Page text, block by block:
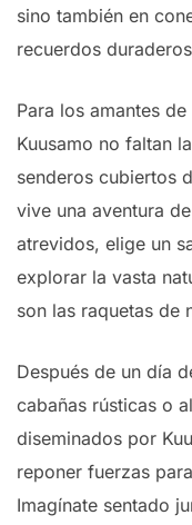
sino también en
recuerdos
Para los amantes
Kuusamo no faltan
senderos cubiertos
vive una aventura
atrevidos, elige un
explorar la vasta
son las raquetas de
Después de un día
cabañas rústicas o
diseminados por
reponer fuerzas
Imagínate sentado